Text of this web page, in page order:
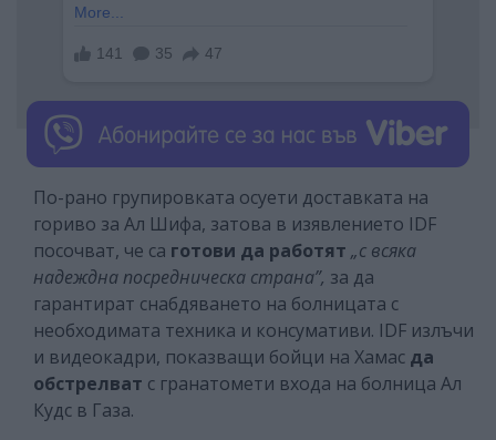
По-рано групировката осуети доставката на
гориво за Ал Шифа, затова в изявлението IDF
посочват, че са готови да работят „с всяка
надеждна посредническа страна”, за да
гарантират снабдяването на болницата с
необходимата техника и консумативи. IDF излъчи
и видеокадри, показващи бойци на Хамас да
обстрелват с гранатомети входа на болница Ал
Кудс в Газа.